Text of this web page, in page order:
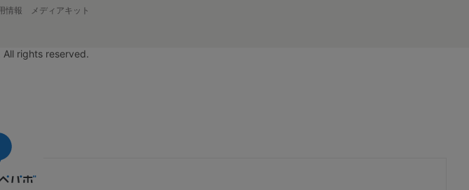
情報 メディアキット
rights reserved.